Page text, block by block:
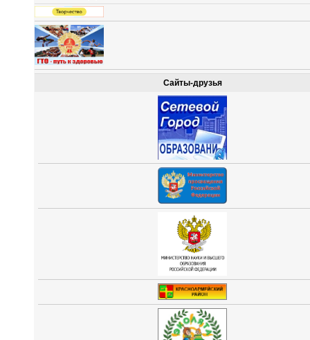
Сайты-друзья